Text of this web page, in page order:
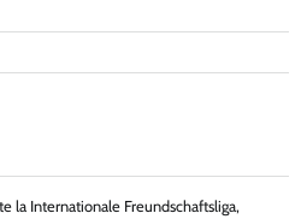
la Internationale Freundschaftsliga,